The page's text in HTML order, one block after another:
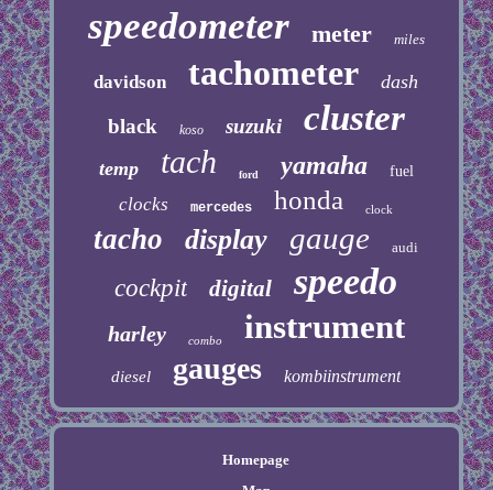
speedometer meter miles
davidson tachometer dash
black koso suzuki cluster
temp tach ford yamaha fuel
clocks mercedes honda clock
tacho display gauge audi
cockpit digital speedo
harley combo instrument
diesel gauges kombiinstrument
Homepage